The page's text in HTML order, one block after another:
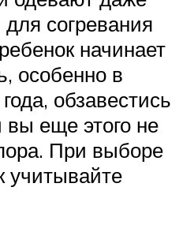
согревания
начинает
особенно в
обзавестись
вы еще этого не
При выборе
учитывайте